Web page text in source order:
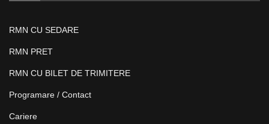
RMN CU SEDARE
RMN PRET
RMN CU BILET DE TRIMITERE
Programare / Contact
Cariere